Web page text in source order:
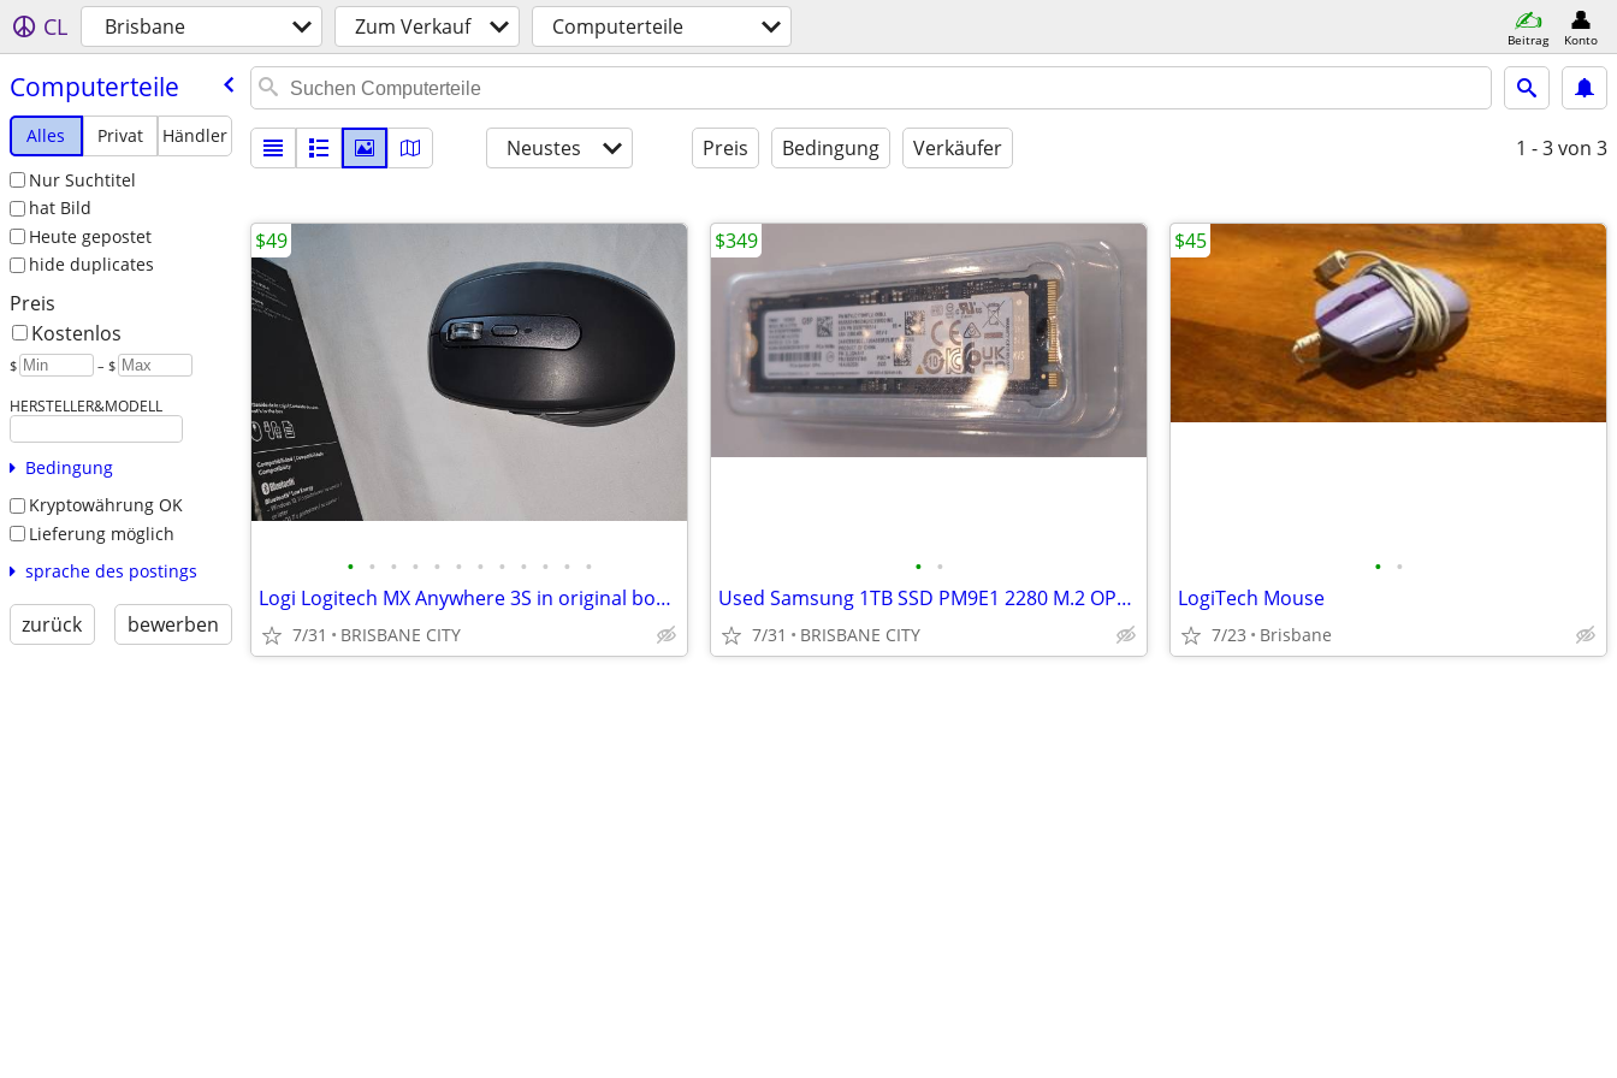
CL Brisbane Zum Verkauf Computerteile Beitrag Konto
Computerteile
Alles Privat
Händler
Nur Suchtitel
hat Bild
Heute gepostet
hide duplicates
Preis
Kostenlos
$ – $
HERSTELLER&MODELL
Bedingung
Kryptowährung OK
Lieferung möglich
sprache des postings
zurück bewerben
Neustes Preis Bedingung Verkäufer 1 - 3von 3
• • • • • • • • • • • •
Logi Logitech MX Anywhere 3S in original box – Some wear from normal u
7/31 BRISBANE CITY
$49
• •
Used Samsung 1TB SSD PM9E1 2280 M.2 OPAL Gen5 NVMe Gen 5 OEM of 9100
7/31 BRISBANE CITY
$349
• •
LogiTech Mouse
7/23 Brisbane
$45